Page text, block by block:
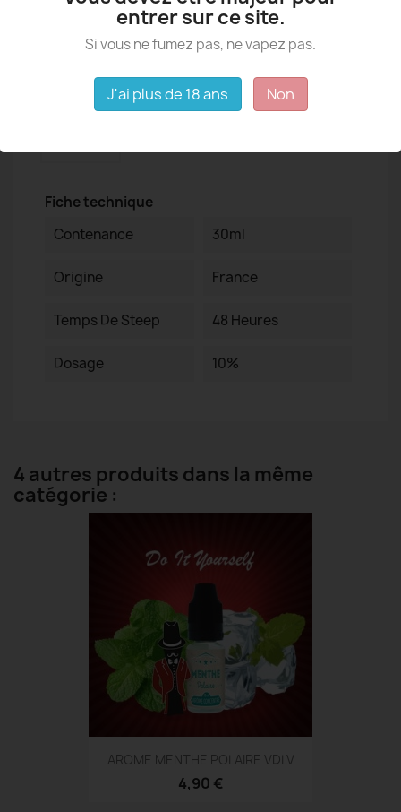
Fiche technique
Contenance
30ml
Origine France
Temps De Steep 48 Heures
Dosage 10%
4 autres produits dans la même
catégorie :
AROME MENTHE POLAIRE VDLV
4,90 €
entrer sur ce site.
Si vous ne fumez pas, ne vapez pas.
J'ai plus de 18 ans Non